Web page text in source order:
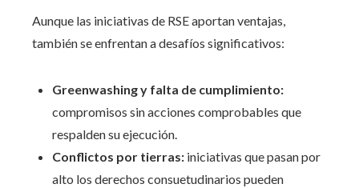
Aunque las iniciativas de RSE aportan ventajas,
también se enfrentan a desafíos significativos:
Greenwashing y falta de cumplimiento:
compromisos sin acciones comprobables que
respalden su ejecución.
Conflictos por tierras: iniciativas que pasan por
alto los derechos consuetudinarios pueden